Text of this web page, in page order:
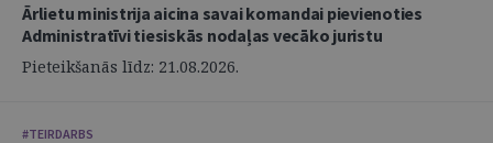
Ārlietu ministrija aicina savai komandai pievienoties
Administratīvi tiesiskās nodaļas vecāko juristu
Pieteikšanās līdz: 21.08.2026.
#TEIRDARBS